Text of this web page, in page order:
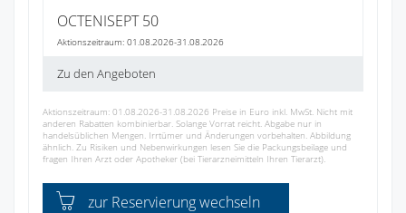
OCTENISEPT 50
Aktionszeitraum: 01.08.2026-31.08.2026
Zu den Angeboten
Aktionszeitraum: 01.08.2026-31.08.2026 Preise in Euro inkl. MwSt. Nicht mit
anderen Rabatten kombinierbar. Solange Vorrat reicht. Abgabe nur in
handelsüblichen Mengen. Irrtümer und Änderungen vorbehalten. Abbildung
ähnlich. Zu Risiken und Nebenwirkungen lesen Sie die Packungsbeilage und
fragen Ihren Arzt oder Apotheker (bei Tierarzneimitteln Ihren Tierarzt).
zur Reservierung wechseln